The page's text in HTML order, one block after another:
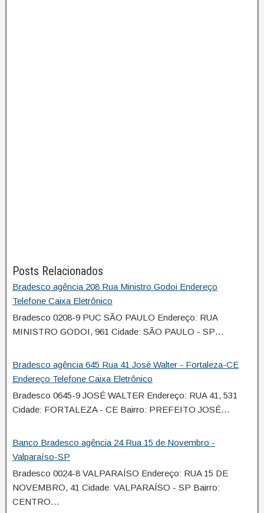
Posts Relacionados
Bradesco agência 208 Rua Ministro Godoi Endereço
Telefone Caixa Eletrônico
Bradesco 0208-9 PUC SÃO PAULO Endereço: RUA
MINISTRO GODOI, 961 Cidade: SÃO PAULO - SP…
Bradesco agência 645 Rua 41 José Walter - Fortaleza-CE
Endereço Telefone Caixa Eletrônico
Bradesco 0645-9 JOSÉ WALTER Endereço: RUA 41, 531
Cidade: FORTALEZA - CE Bairro: PREFEITO JOSÉ…
Banco Bradesco agência 24 Rua 15 de Novembro -
Valparaíso-SP
Bradesco 0024-8 VALPARAÍSO Endereço: RUA 15 DE
NOVEMBRO, 41 Cidade: VALPARAÍSO - SP Bairro:
CENTRO…